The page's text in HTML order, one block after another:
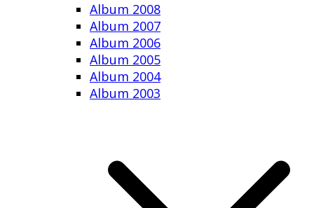
Album 2008
Album 2007
Album 2006
Album 2005
Album 2004
Album 2003